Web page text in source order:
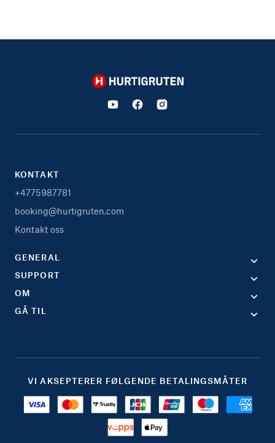
Hurtigruten
KONTAKT
+4775987781
booking@hurtigruten.com
Kontakt oss
GENERAL
SUPPORT
OM
GÅ TIL
VI AKSEPTERER FØLGENDE BETALINGSMÅTER